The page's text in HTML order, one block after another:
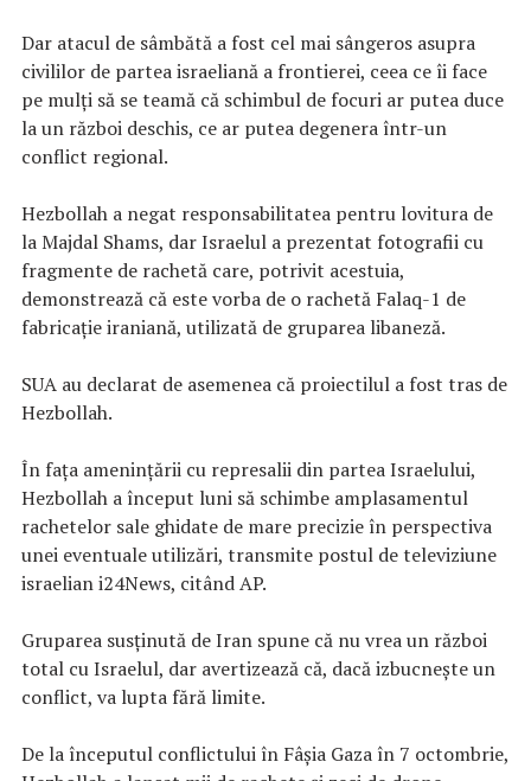
Dar atacul de sâmbătă a fost cel mai sângeros asupra
civililor de partea israeliană a frontierei, ceea ce îi face
pe mulţi să se teamă că schimbul de focuri ar putea duce
la un război deschis, ce ar putea degenera într-un
conflict regional.
Hezbollah a negat responsabilitatea pentru lovitura de
la Majdal Shams, dar Israelul a prezentat fotografii cu
fragmente de rachetă care, potrivit acestuia,
demonstrează că este vorba de o rachetă Falaq-1 de
fabricaţie iraniană, utilizată de gruparea libaneză.
SUA au declarat de asemenea că proiectilul a fost tras de
Hezbollah.
În faţa ameninţării cu represalii din partea Israelului,
Hezbollah a început luni să schimbe amplasamentul
rachetelor sale ghidate de mare precizie în perspectiva
unei eventuale utilizări, transmite postul de televiziune
israelian i24News, citând AP.
Gruparea susţinută de Iran spune că nu vrea un război
total cu Israelul, dar avertizează că, dacă izbucneşte un
conflict, va lupta fără limite.
De la începutul conflictului în Fâşia Gaza în 7 octombrie,